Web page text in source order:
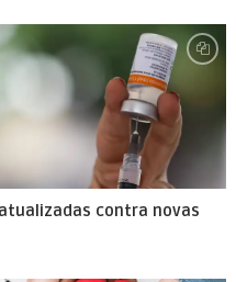
contra novas